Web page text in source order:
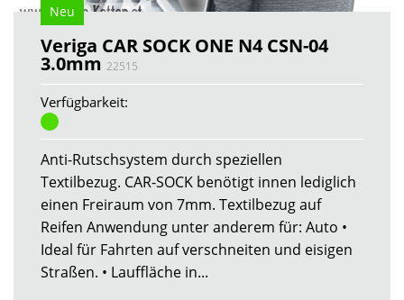
Neu
Veriga CAR SOCK ONE N4 CSN-04
3.0mm 22515
Verfügbarkeit:
Anti-Rutschsystem durch speziellen
Textilbezug. CAR-SOCK benötigt innen lediglich
einen Freiraum von 7mm. Textilbezug auf
Reifen Anwendung unter anderem für: Auto •
Ideal für Fahrten auf verschneiten und eisigen
Straßen. • Lauffläche in...